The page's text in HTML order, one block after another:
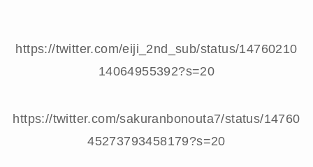
https://twitter.com/eiji_2nd_sub/status/14760210
14064955392?s=20
https://twitter.com/sakuranbonouta7/status/14760
45273793458179?s=20